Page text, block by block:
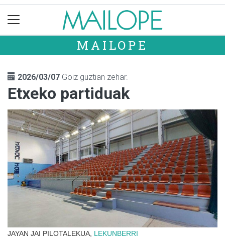
MAILOPE
2026/03/07 Goiz guztian zehar.
Etxeko partiduak
JAYAN JAI PILOTALEKUA, LEKUNBERRI